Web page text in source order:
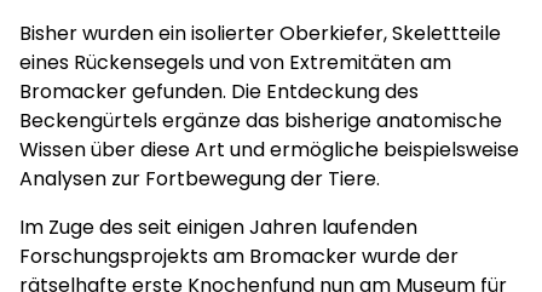
Bisher wurden ein isolierter Oberkiefer, Skelettteile
eines Rückensegels und von Extremitäten am
Bromacker gefunden. Die Entdeckung des
Beckengürtels ergänze das bisherige anatomische
Wissen über diese Art und ermögliche beispielsweise
Analysen zur Fortbewegung der Tiere.
Im Zuge des seit einigen Jahren laufenden
Forschungsprojekts am Bromacker wurde der
rätselhafte erste Knochenfund nun am Museum für